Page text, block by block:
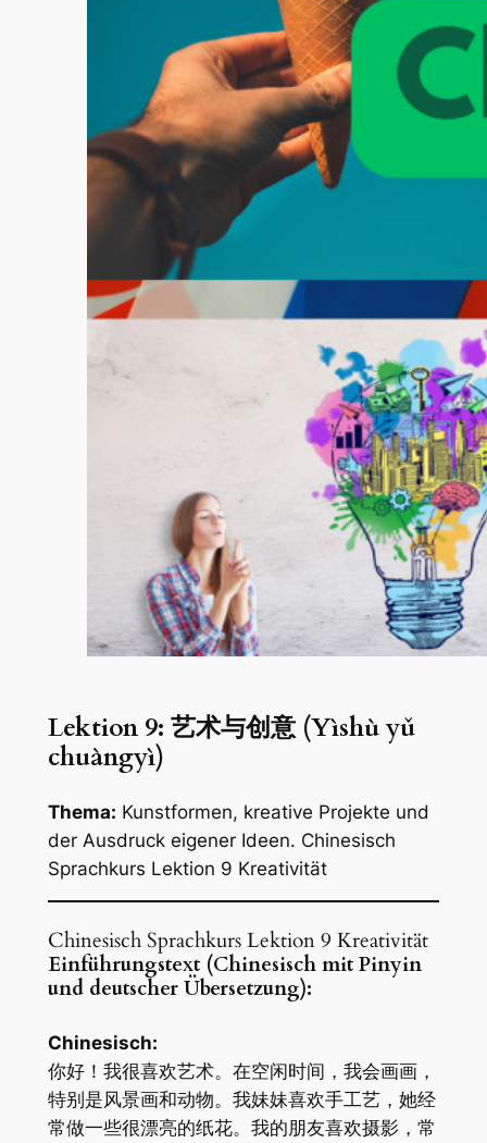
Lektion 9: 艺术与创意 (Yìshù yǔ
chuàngyì)
Thema: Kunstformen, kreative Projekte und
der Ausdruck eigener Ideen. Chinesisch
Sprachkurs Lektion 9 Kreativität
Chinesisch Sprachkurs Lektion 9 Kreativität
Einführungstext (Chinesisch mit Pinyin
und deutscher Übersetzung):
Chinesisch:
你好！我很喜欢艺术。在空闲时间，我会画画，
特别是风景画和动物。我妹妹喜欢手工艺，她经
常做一些很漂亮的纸花。我的朋友喜欢摄影，常